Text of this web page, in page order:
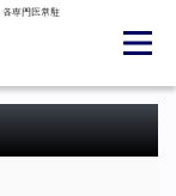
各専門医常駐